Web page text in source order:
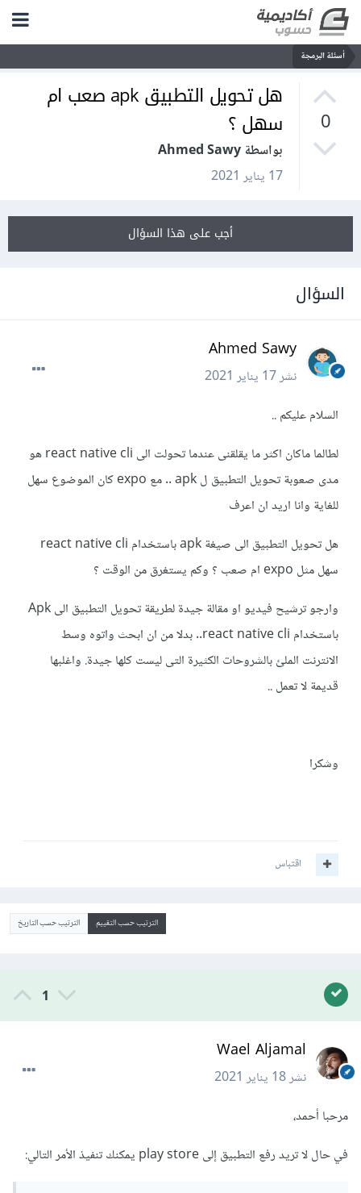
أسئلة البرمجة
0
هل تحويل التطبيق apk صعب ام
سهل ؟
بواسطة Ahmed Sawy
17 يناير 2021
أجب على هذا السؤال
السؤال
Ahmed Sawy
نشر17 يناير 2021
السلام عليكم ..
لطالما ماكان اكثر ما يقلقنى عندما تحولت الى react native cli هو
مدى صعوبة تحويل التطبيق ل apk .. مع expo كان الموضوع سهل
للغاية وانا اريد ان اعرف
هل تحويل التطبيق الى صيغة apk باستخدام react native cli
سهل مثل expo ام صعب ؟ وكم يستغرق من الوقت ؟
وارجو ترشيح فيديو او مقالة جيدة لطريقة تحويل التطبيق الى Apk
باستخدام react native cli.. بدلا من ان ابحث واتوه وسط
الانترنت الملئ بالشروحات الكثيرة التى ليست كلها جيدة. واغلبها
قديمة لا تعمل ..
وشكرا
اقتباس
الترتيب حسب التقييم الترتيب حسب التاريخ
1
Wael Aljamal
نشر18 يناير 2021
مرحبا أحمد،
في حال لا تريد رفع التطبيق إلى play store يمكنك تنفيذ الأمر التالي: